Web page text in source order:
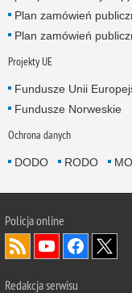
Plan zamówień
Plan zamówień
Projekty UE
Fundusze Unii
Fundusze Norweskie
Ochrona danych
DODO RODO
Policjaonline
Redakcja serwisu